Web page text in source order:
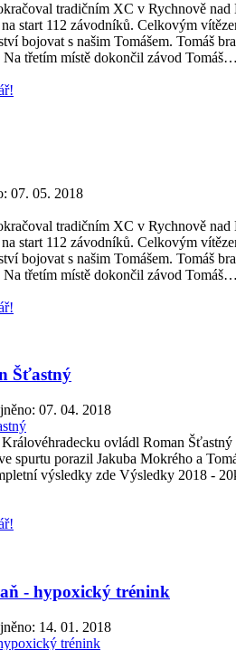
tradičním XC v Rychnově nad
start 112 závodníků. Celkovým
bojovat s našim Tomášem. Tomáš
třetím místě dokončil závod Tomáš…
07. 05. 2018
tradičním XC v Rychnově nad
start 112 závodníků. Celkovým
bojovat s našim Tomášem. Tomáš
třetím místě dokončil závod Tomáš…
Šťastný
07. 04. 2018
ovládl Roman Šťastný
spurtu porazil Jakuba Mokrého a
výsledky zde Výsledky 2018 -
- hypoxický trénink
14. 01. 2018